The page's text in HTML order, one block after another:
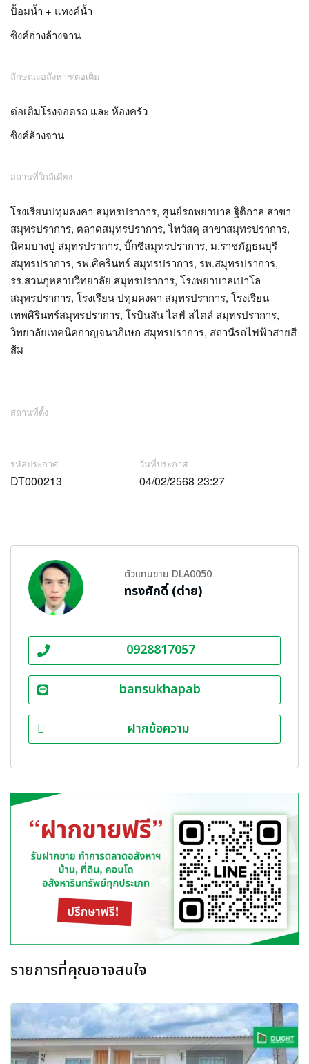
ปั้อมน้ำ + แทงค์น้ำ
ซิงค์อ่างล้างจาน
ลักษณะอสังหาฯ/ต่อเติม
ต่อเติมโรงจอดรถ และ ห้องครัว
ซิงค์ล้างจาน
สถานที่ใกล้เคียง
โรงเรียนปทุมคงคา สมุทรปราการ, ศูนย์รถพยาบาล ฐิติกาล สาขา
สมุทรปราการ, ตลาดสมุทรปราการ, ไทวัสดุ สาขาสมุทรปราการ,
นิคมบางปู สมุทรปราการ, บิ๊กซีสมุทรปราการ, ม.ราชภัฏธนบุรี
สมุทรปราการ, รพ.ศิครินทร์ สมุทรปราการ, รพ.สมุทรปราการ,
รร.สวนกุหลาบวิทยาลัย สมุทรปราการ, โรงพยาบาลเปาโล
สมุทรปราการ, โรงเรียน ปทุมคงคา สมุทรปราการ, โรงเรียน
เทพศิรินทร์สมุทรปราการ, โรบินสัน ไลฟ์ สไตล์ สมุทรปราการ,
วิทยาลัยเทคนิคกาญจนาภิเษก สมุทรปราการ, สถานีรถไฟฟ้าสายสี
ส้ม
สถานที่ตั้ง
รหัสประกาศ
DT000213
วันที่ประกาศ
04/02/2568 23:27
ตัวแทนขาย DLA0050
ทรงศักดิ์ (ต่าย)
0928817057
bansukhapab
ฝากข้อความ
รายการที่คุณอาจสนใจ